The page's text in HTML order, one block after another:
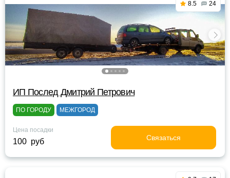
8.5 24
ИП Послед Дмитрий Петрович
ПО ГОРОДУ МЕЖГОРОД
Цена посадки
100 руб Связаться